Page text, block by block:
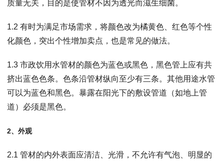
质量无关，目的是使管材不因为透光而滋生细菌。
1.2 有时为满足市场需求，将颜色改为橘黄色、红色等个性
化颜色，突出个性增加卖点，也是常见的做法。
1.3 市政饮用水管材的颜色为蓝色或黑色，黑色管上应有共
挤出蓝色色条。色条沿管材纵向至少有三条。其他用途水管
可以为蓝色和黑色。暴露在阳光下的敷设管道（如地上管
道）必须是黑色。
2、 外观
2.1 管材的内外表面应清洁、光滑，不允许有气泡、明显的